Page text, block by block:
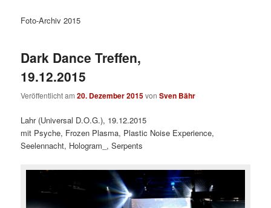
Foto-Archiv 2015
Dark Dance Treffen,
19.12.2015
Veröffentlicht am20. Dezember 2015vonSven Bähr
Lahr (Universal D.O.G.), 19.12.2015
mit Psyche, Frozen Plasma, Plastic Noise Experience,
Seelennacht, Hologram_, Serpents